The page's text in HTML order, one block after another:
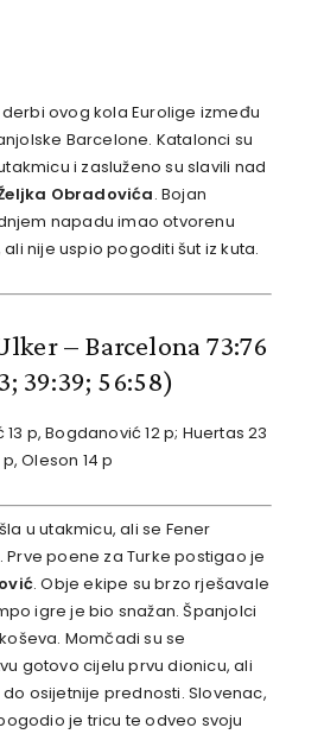
ovog kola Eurolige između
Barcelone. Katalonci su
i zasluženo su slavili nad
Obradovića. Bojan
napadu imao otvorenu
nije uspio pogoditi šut iz kuta.
– Barcelona 73:76
39:39; 56:58)
13 p, Bogdanović 12 p; Huertas 23
p, Oleson 14 p
u utakmicu, ali se Fener
poene za Turke postigao je
. Obje ekipe su brzo rješavale
igre je bio snažan. Španjolci
Momčadi su se
gotovo cijelu prvu dionicu, ali
osijetnije prednosti. Slovenac,
je tricu te odveo svoju